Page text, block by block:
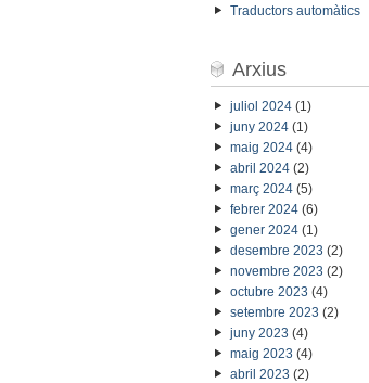
Traductors automàtics
Arxius
juliol 2024(1)
juny 2024(1)
maig 2024(4)
abril 2024(2)
març 2024(5)
febrer 2024(6)
gener 2024(1)
desembre 2023 (2)
novembre 2023 (2)
octubre 2023 (4)
setembre 2023 (2)
juny 2023 (4)
maig 2023 (4)
abril 2023 (2)